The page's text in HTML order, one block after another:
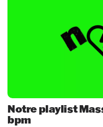
Notre playlist
bpm